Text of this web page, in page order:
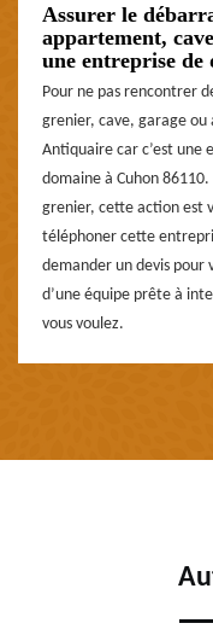
Assurer le
appartement,
une entreprise de
Pour ne pas rencontrer
grenier, cave, garage
Antiquaire car c’est une
domaine à Cuhon
grenier, cette action est
téléphoner cette
demander un devis pour
d’une équipe prête à
vous voulez.